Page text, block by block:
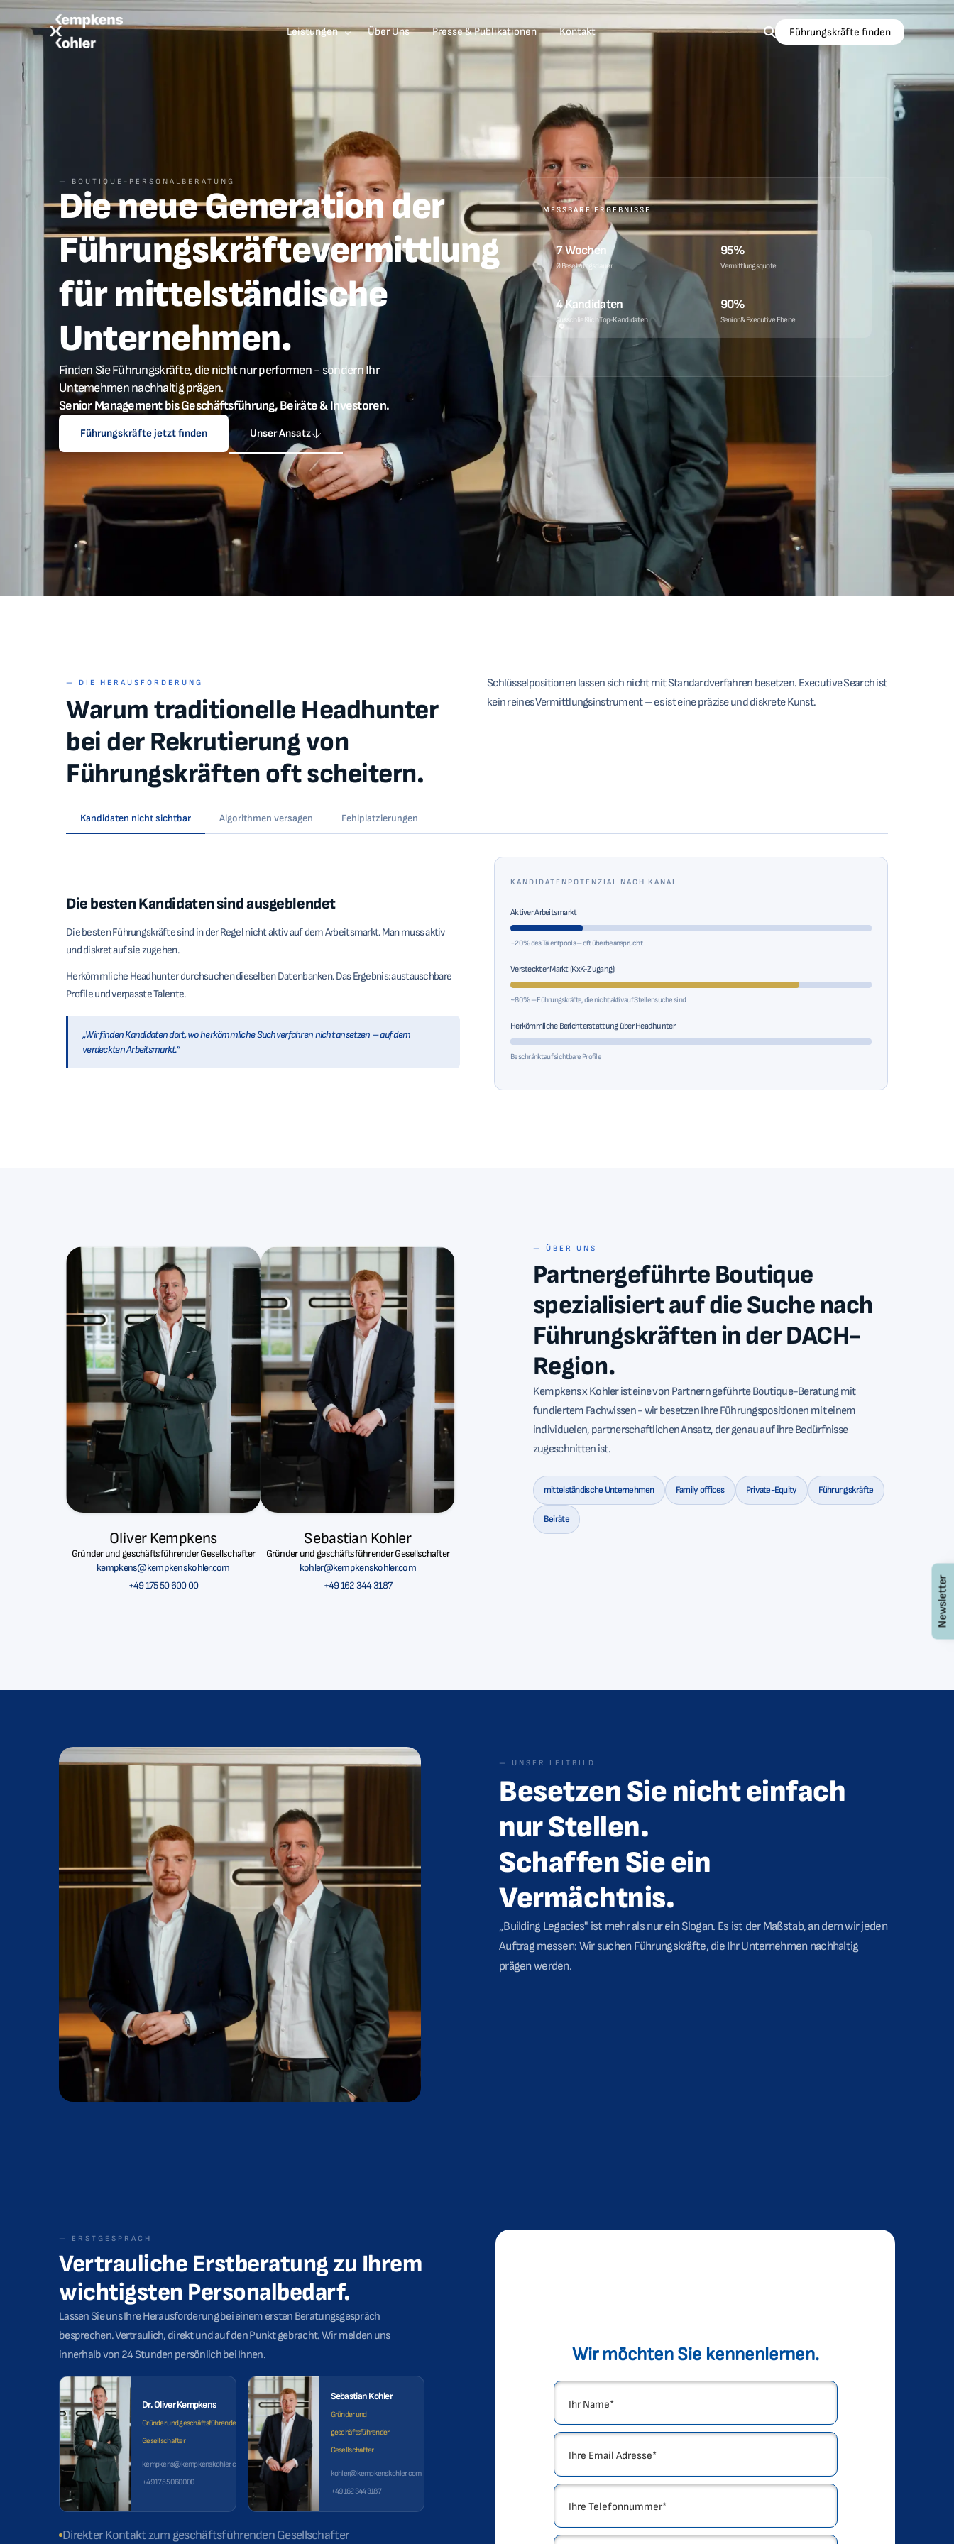
Leistungen
Executive Search
Leadership Assessments & Potentialanalysen
Persönlichkeitsdiagnostik
Outplacement
Über Uns Presse & Publikationen Kontakt Führungskräfte finden
— BOUTIQUE-PERSONALBERATUNG
Die neue Generation der
Führungskräftevermittlung
für mittelständische
Unternehmen.
Finden Sie Führungskräfte, die nicht nur performen - sondern Ihr
Untemehmen nachhaltig prägen.
Senior Management bis Geschäftsführung, Beiräte & Investoren.
Führungskräfte jetzt finden Unser Ansatz
MESSBARE ERGEBNISSE
7 Wochen
Ø Besetzungsdauer
95%
Vermittlungsquote
4 Kandidaten
Ausschließlich Top-Kandidaten
90%
Senior & Executive Ebene
— DIE HERAUSFORDERUNG
Warum traditionelle Headhunter
bei der Rekrutierung von
Führungskräften oft scheitern.
Schlüsselpositionen lassen sich nicht mit Standardverfahren besetzen. Executive Search ist
kein reines Vermittlungsinstrument – es ist eine präzise und diskrete Kunst.
Kandidaten nicht sichtbar Algorithmen versagen Fehlplatzierungen
Die besten Kandidaten sind ausgeblendet
Die besten Führungskräfte sind in der Regel nicht aktiv auf dem Arbeitsmarkt. Man muss aktiv
und diskret auf sie zugehen.
Herkömmliche Headhunter durchsuchen dieselben Datenbanken. Das Ergebnis: austauschbare
Profile und verpasste Talente.
„Wir finden Kandidaten dort, wo herkömmliche Suchverfahren nicht ansetzen – auf dem
verdeckten Arbeitsmarkt.“
KANDIDATENPOTENZIAL NACH KANAL
Aktiver Arbeitsmarkt
~20 % des Talentpools – oft überbeansprucht
Versteckter Markt (KxK-Zugang)
~80 % – Führungskräfte, die nicht aktiv auf Stellensuche sind
Herkömmliche Berichterstattung über Headhunter
Beschränkt auf sichtbare Profile
Oliver Kempkens
Gründer und geschäftsführender Gesellschafter
kempkens@kempkenskohler.com
+49 175 50 600 00
Sebastian Kohler
Gründer und geschäftsführender Gesellschafter
kohler@kempkenskohler.com
+49 162 344 3187
— ÜBER UNS
Partnergeführte Boutique
spezialisiert auf die Suche nach
Führungskräften in der DACH-
Region.
Kempkens x Kohler ist eine von Partnern geführte Boutique-Beratung mit
fundiertem Fachwissen - wir besetzen Ihre Führungspositionen mit einem
individuelen, partnerschaftlichen Ansatz, der genau auf ihre Bedürfnisse
zugeschnitten ist.
mittelständische Unternehmen Family offices Private-Equity Führungskräfte
Beiräte
— UNSER LEITBILD
Besetzen Sie nicht einfach
nur Stellen.
Schaffen Sie ein
Vermächtnis.
„Building Legacies" ist mehr als nur ein Slogan. Es ist der Maßstab, an dem wir jeden
Auftrag messen: Wir suchen Führungskräfte, die Ihr Unternehmen nachhaltig
prägen werden.
— ERSTGESPRÄCH
Vertrauliche Erstberatung zu Ihrem
wichtigsten Personalbedarf.
Lassen Sie uns Ihre Herausforderung bei einem ersten Beratungsgespräch
besprechen. Vertraulich, direkt und auf den Punkt gebracht. Wir melden uns
innerhalb von 24 Stunden persönlich bei Ihnen.
Dr. Oliver Kempkens
Gründer und geschäftsführender
Gesellschafter
kempkens@kempkenskohler.com
+49 175 50 600 00
Sebastian Kohler
Gründer und
geschäftsführender
Gesellschafter
kohler@kempkenskohler.com
+49 162 344 3187
Direkter Kontakt zum geschäftsführenden Gesellschafter
Newsletter